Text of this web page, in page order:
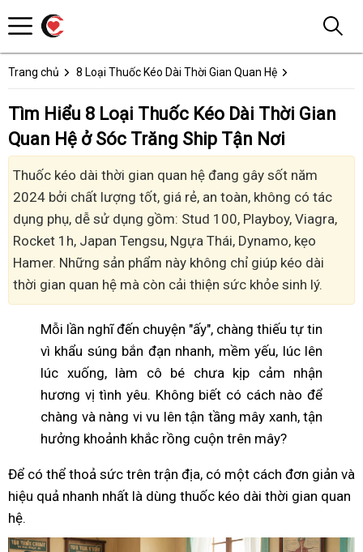
Trang chủ 8 Loại Thuốc Kéo Dài Thời Gian Quan Hệ
Tìm Hiểu 8 Loại Thuốc Kéo Dài Thời Gian
Quan Hệ ở Sóc Trăng Ship Tận Nơi
Thuốc kéo dài thời gian quan hệ đang gây sốt năm
2024 bởi chất lượng tốt, giá rẻ, an toàn, không có tác
dụng phụ, dễ sử dụng gồm: Stud 100, Playboy, Viagra,
Rocket 1h, Japan Tengsu, Ngựa Thái, Dynamo, kẹo
Hamer. Những sản phẩm này không chỉ giúp kéo dài
thời gian quan hệ mà còn cải thiện sức khỏe sinh lý.
Mỗi lần nghĩ đến chuyện "ấy", chàng thiếu tự tin
vì khẩu súng bắn đạn nhanh, mềm yếu, lúc lên
lúc xuống, làm cô bé chưa kịp cảm nhận
hương vị tình yêu. Không biết có cách nào để
chàng và nàng vi vu lên tận tầng mây xanh, tận
hưởng khoảnh khắc rồng cuộn trên mây?
Để có thể thoả sức trên trận địa, có một cách đơn giản và
hiệu quả nhanh nhất là dùng thuốc kéo dài thời gian quan
hệ.